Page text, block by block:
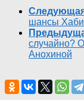
шансы
случайно?
Анохиной